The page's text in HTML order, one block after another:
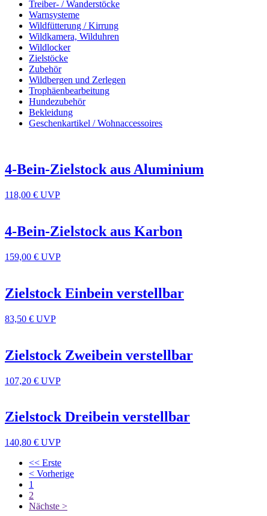
Treiber- / Wanderstöcke
Warnsysteme
Wildfütterung / Kirrung
Wildkamera, Wilduhren
Wildlocker
Zielstöcke
Zubehör
Wildbergen und Zerlegen
Trophäenbearbeitung
Hundezubehör
Bekleidung
Geschenkartikel / Wohnaccessoires
4-Bein-Zielstock aus Aluminium
118,00 € UVP
4-Bein-Zielstock aus Karbon
159,00 € UVP
Zielstock Einbein verstellbar
83,50 € UVP
Zielstock Zweibein verstellbar
107,20 € UVP
Zielstock Dreibein verstellbar
140,80 € UVP
<< Erste
< Vorherige
1
2
Nächste >